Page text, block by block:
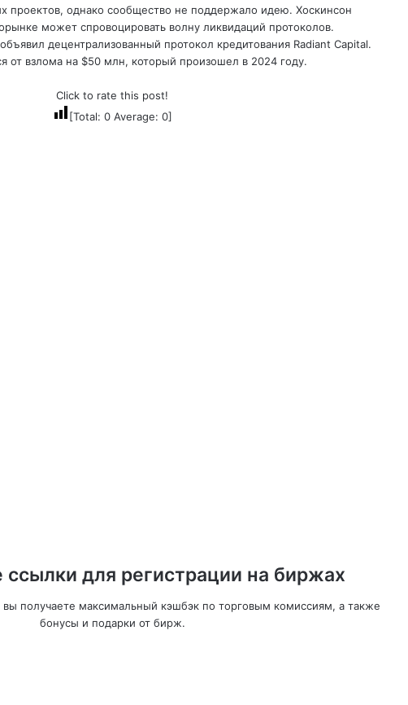
проектов, однако сообщество не поддержало идею. Хоскинсон
может спровоцировать волну ликвидаций протоколов.
децентрализованный протокол кредитования Radiant Capital.
от взлома на $50 млн, который произошел в 2024 году.
Click to rate this post!
[Total: 0Average: 0]
ссылки для регистрации на биржах
получаете максимальный кэшбэк по торговым комиссиям, а также
бонусы и подарки от бирж.